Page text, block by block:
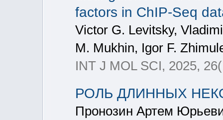
factors in ChIP-Seq
Victor G. Levitsky,
M. Mukhin, Igor F.
INT J MOL SCI, 2025,
РОЛЬ ДЛИННЫХ
Пронозин Артем